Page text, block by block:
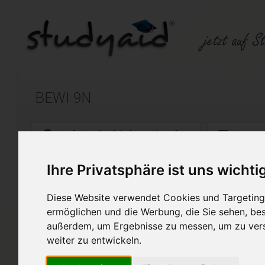
Ihre Privatsphäre ist uns
Diese Website verwendet Cookies und
ermöglichen und die Werbung, die Sie sehen,
außerdem, um Ergebnisse zu messen, um zu
weiter zu entwickeln.
BEWI 9N
Auf StudyAid.de verkaufen
Startseite Rechnungswesen
BEWI 9N-XX1-K04
Die Einsendeaufgabe habe
Sie wurde mit der Note 1